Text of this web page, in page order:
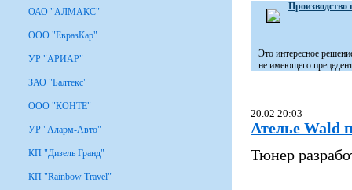
ОАО "АЛМАКС"
ООО "ЕвразКар"
УР "АРИАР"
ЗАО "Балтекс"
ООО "КОНТЕ"
УР "Аларм-Авто"
КП "Дизель Гранд"
КП "Rainbow Travel"
Производство
Это интересное
не имеющего
20.02 20:03
Ателье Wald
Тюнер